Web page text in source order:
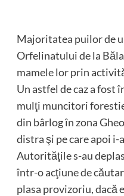
Majoritatea puilor de
Orfelinatului de la
mamele lor prin
Un astfel de caz a fost
mulţi muncitori
din bârlog în zona
distra şi pe care apoi i-
Autorităţile s-au
într-o acţiune de
plasa provizoriu, dacă